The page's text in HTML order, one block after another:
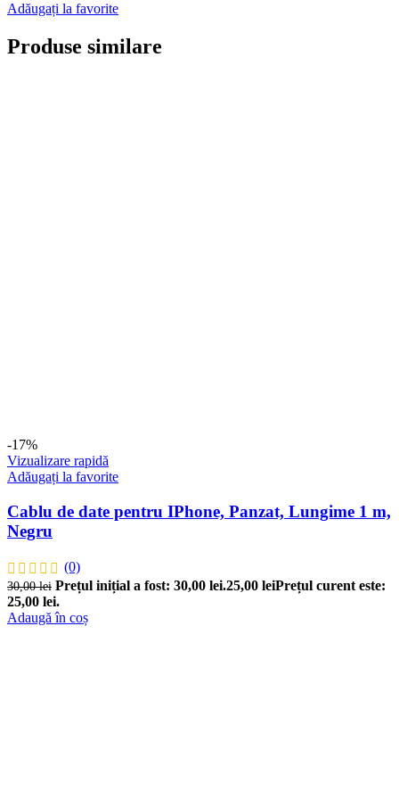
Adăugați la favorite
Produse similare
-17%
Vizualizare rapidă
Adăugați la favorite
Cablu de date pentru IPhone, Panzat, Lungime 1 m,
Negru
(0)
30,00lei Prețul inițial a fost: 30,00 lei.25,00 leiPrețul curent este:
25,00 lei.
Adaugă în coș